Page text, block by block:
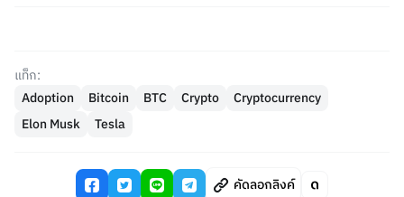
แท็ก:
Adoption
Bitcoin BTC Crypto
Cryptocurrency
Elon Musk
Tesla
คัดลอกลิงค์